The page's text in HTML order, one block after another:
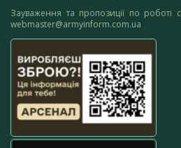
Зауваження та пропозиції по роботі
webmaster@armyinform.com.ua